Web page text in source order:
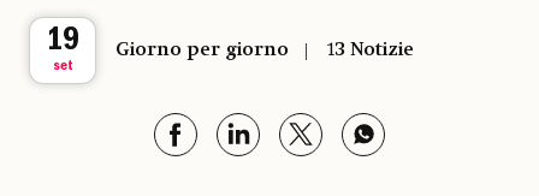
19
set
Giorno per giorno 13 Notizie